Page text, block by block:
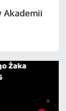
Akademii